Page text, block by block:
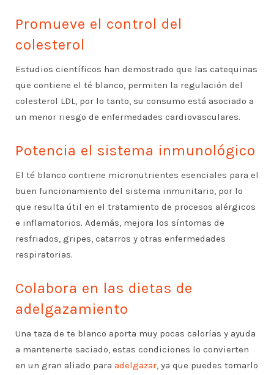
Promueve el control del
colesterol
Estudios científicos han demostrado que las catequinas
que contiene el té blanco, permiten la regulación del
colesterol LDL, por lo tanto, su consumo está asociado a
un menor riesgo de enfermedades cardiovasculares.
Potencia el sistema inmunológico
El té blanco contiene micronutrientes esenciales para el
buen funcionamiento del sistema inmunitario, por lo
que resulta útil en el tratamiento de procesos alérgicos
e inflamatorios. Además, mejora los síntomas de
resfriados, gripes, catarros y otras enfermedades
respiratorias.
Colabora en las dietas de
adelgazamiento
Una taza de te blanco aporta muy pocas calorías y ayuda
a mantenerte saciado, estas condiciones lo convierten
en un gran aliado para adelgazar, ya que puedes tomarlo